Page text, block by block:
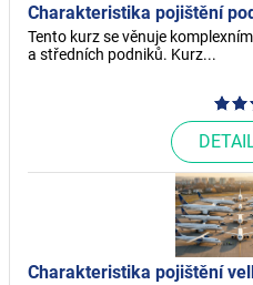
Charakteristika pojištění
Tento kurz se věnuje
a středních podniků. Kurz...
Charakteristika pojištění